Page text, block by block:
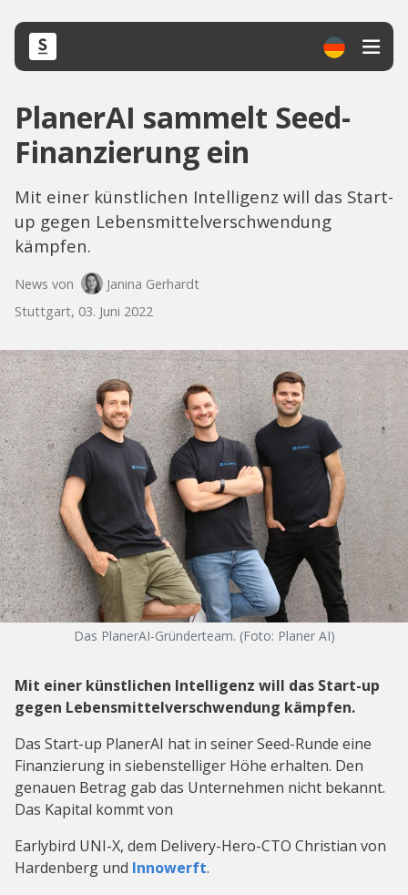
PlanerAI sammelt Seed-
Finanzierung ein
Mit einer künstlichen Intelligenz will das Start-
up gegen Lebensmittelverschwendung
kämpfen.
News von
Janina Gerhardt
Stuttgart, 03. Juni 2022
Das PlanerAI-Gründerteam. (Foto: Planer AI)
Mit einer künstlichen Intelligenz will das Start-up
gegen Lebensmittelverschwendung kämpfen.
Das Start-up PlanerAI hat in seiner Seed-Runde eine
Finanzierung in siebenstelliger Höhe erhalten. Den
genauen Betrag gab das Unternehmen nicht bekannt.
Das Kapital kommt von
Earlybird UNI-X, dem Delivery-Hero-CTO Christian von
Hardenberg und Innowerft.